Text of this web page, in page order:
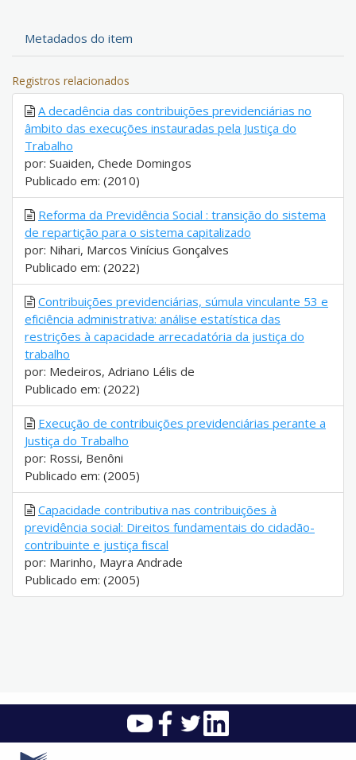
Metadados do item
Registros relacionados
A decadência das contribuições previdenciárias no
âmbito das execuções instauradas pela Justiça do
Trabalho
por: Suaiden, Chede Domingos
Publicado em: (2010)
Reforma da Previdência Social : transição do sistema
de repartição para o sistema capitalizado
por: Nihari, Marcos Vinícius Gonçalves
Publicado em: (2022)
Contribuições previdenciárias, súmula vinculante 53 e
eficiência administrativa: análise estatística das
restrições à capacidade arrecadatória da justiça do
trabalho
por: Medeiros, Adriano Lélis de
Publicado em: (2022)
Execução de contribuições previdenciárias perante a
Justiça do Trabalho
por: Rossi, Benôni
Publicado em: (2005)
Capacidade contributiva nas contribuições à
previdência social: Direitos fundamentais do cidadão-
contribuinte e justiça fiscal
por: Marinho, Mayra Andrade
Publicado em: (2005)